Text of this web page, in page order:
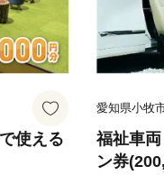
使える
愛知県小牧
福祉車
ン券